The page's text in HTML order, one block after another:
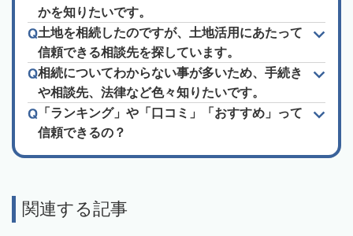
かを知りたいです。
土地を相続したのですが、土地活用にあたって
信頼できる相談先を探しています。
相続についてわからない事が多いため、手続き
や相談先、法律など色々知りたいです。
「ランキング」や「口コミ」「おすすめ」って
信頼できるの？
関連する記事